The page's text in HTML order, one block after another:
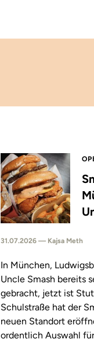
31.07.2026 — Kajsa Meth
In München,
Uncle Smash bereits
gebracht, jetzt ist
Schulstraße hat der
neuen Standort
ordentlich Auswahl